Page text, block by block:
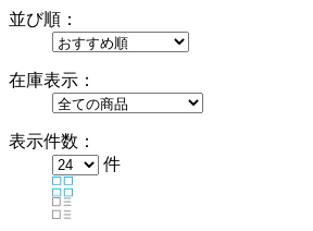
並び順：
在庫表示：
表示件数：
件